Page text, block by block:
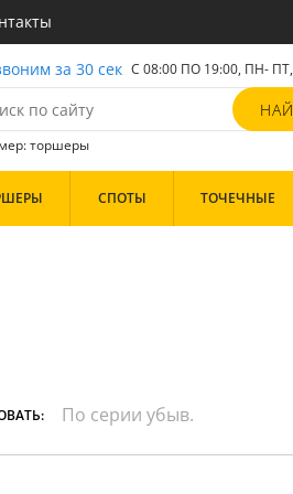
за 30 сек С 08:00 ПО 19:00, ПН- ПТ,
торшеры
СПОТЫ ТОЧЕЧНЫЕ